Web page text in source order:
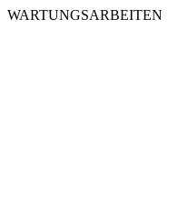
WARTUNGSARBEITEN